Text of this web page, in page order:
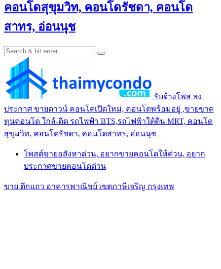
คอนโดสุขุมวิท, คอนโดรัชดา, คอนโด
สาทร, อ่อนนุช
รับจ้างโพส ลง
ประกาศ ขายดาวน์ คอนโดเปิดใหม่, คอนโดพร้อมอยู่ ,ขายขาด
ทุนคอนโด ใกล้-ติด รถไฟฟ้า BTS,รถไฟฟ้าใต้ดิน MRT, คอนโด
สุขุมวิท, คอนโดรัชดา, คอนโดสาทร, อ่อนนุช
โพสต์ขายอสังหาด่วน, อยากขายคอนโดให้ด่วน, อยาก
ประกาศขายคอนโดด่วน
ขาย ตึกแถว อาคารพาณิชย์ เขตภาษีเจริญ กรุงเทพ